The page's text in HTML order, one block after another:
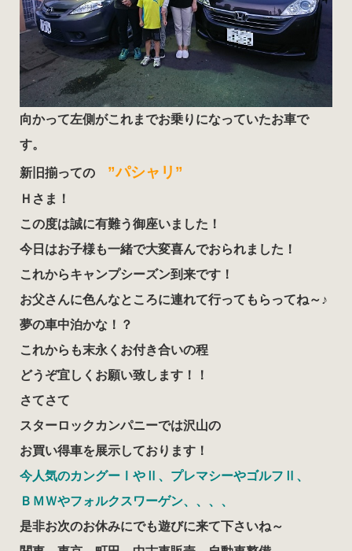
向かって左側がこれまでお乗りになっていたお車で
す。
新旧揃っての ”パシャリ”
Ｈさま！
この度は誠に有難う御座いました！
今日はお子様も一緒で大変喜んでおられました！
これからキャンプシーズン到来です！
お父さんに色んなところに連れて行ってもらってね～♪
夢の車中泊かな！？
これからも末永くお付き合いの程
どうぞ宜しくお願い致します！！
さてさて
スターロックカンパニーでは沢山の
お買い得車を展示しております！
今人気のカングーⅠやⅡ、プレマシーやゴルフⅡ、
ＢＭＷやフォルクスワーゲン、、、、
是非お次のお休みにでも遊びに来て下さいね～